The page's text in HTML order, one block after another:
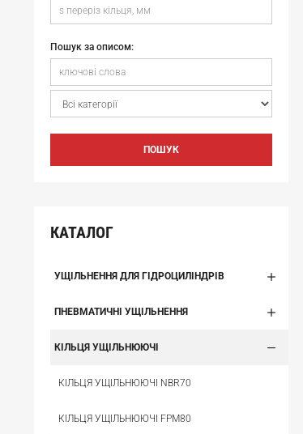
Пошук за описом:
ПОШУК
КАТАЛОГ
УЩІЛЬНЕННЯ ДЛЯ ГІДРОЦИЛІНДРІВ
ПНЕВМАТИЧНІ УЩІЛЬНЕННЯ
КІЛЬЦЯ УЩІЛЬНЮЮЧІ
КІЛЬЦЯ УЩІЛЬНЮЮЧІ NBR70
КІЛЬЦЯ УЩІЛЬНЮЮЧІ FPM80